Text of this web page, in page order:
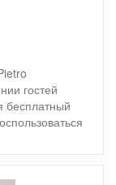
гостей
бесплатный